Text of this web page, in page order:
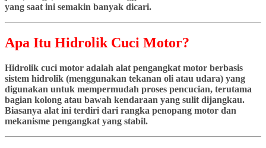
yang saat ini semakin banyak dicari.
Apa Itu Hidrolik Cuci Motor?
Hidrolik cuci motor adalah alat pengangkat motor berbasis
sistem hidrolik (menggunakan tekanan oli atau udara) yang
digunakan untuk mempermudah proses pencucian, terutama
bagian kolong atau bawah kendaraan yang sulit dijangkau.
Biasanya alat ini terdiri dari rangka penopang motor dan
mekanisme pengangkat yang stabil.